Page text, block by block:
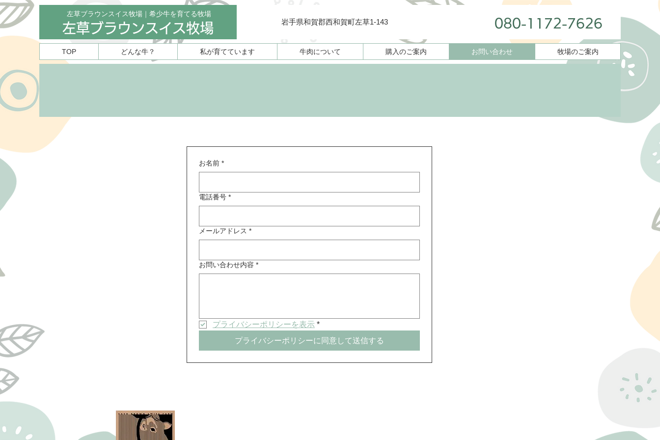
購入のご案内
左草ブラウンスイス牧場｜希少牛を育てる牧場
左草ブラウンスイス牧場 岩手県和賀郡西和賀町左草1-143 080-1172-7626
TOP どんな牛？ 私が育てています 牛肉について 購入のご案内 お問い合わせ 牧場のご案内
お名前 *
電話番号 *
メールアドレス *
お問い合わせ内容 *
プライバシーポリシーを表示 *
プライバシーポリシーに同意して送信する